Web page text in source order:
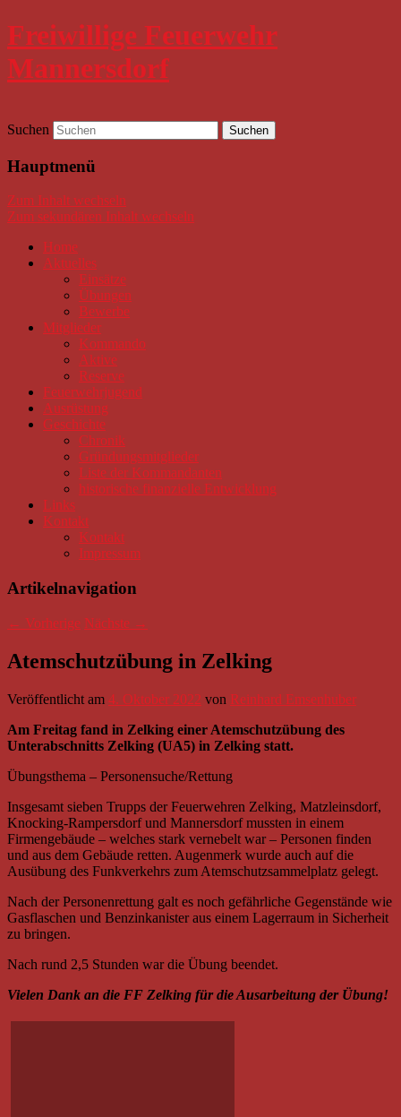
Freiwillige Feuerwehr
Mannersdorf
Suchen
Hauptmenü
Zum Inhalt wechseln
Zum sekundären Inhalt wechseln
Home
Aktuelles
Einsätze
Übungen
Bewerbe
Mitglieder
Kommando
Aktive
Reserve
Feuerwehrjugend
Ausrüstung
Geschichte
Chronik
Gründungsmitglieder
Liste der Kommandanten
historische finanzielle Entwicklung
Links
Kontakt
Kontakt
Impressum
Artikelnavigation
← Vorherige Nächste →
Atemschutzübung in Zelking
Veröffentlicht am 4. Oktober 2022 von Reinhard Emsenhuber
Am Freitag fand in Zelking einer Atemschutzübung des
Unterabschnitts Zelking (UA5) in Zelking statt.
Übungsthema – Personensuche/Rettung
Insgesamt sieben Trupps der Feuerwehren Zelking, Matzleinsdorf,
Knocking-Rampersdorf und Mannersdorf mussten in einem
Firmengebäude – welches stark vernebelt war – Personen finden
und aus dem Gebäude retten. Augenmerk wurde auch auf die
Ausübung des Funkverkehrs zum Atemschutzsammelplatz gelegt.
Nach der Personenrettung galt es noch gefährliche Gegenstände wie
Gasflaschen und Benzinkanister aus einem Lagerraum in Sicherheit
zu bringen.
Nach rund 2,5 Stunden war die Übung beendet.
Vielen Dank an die FF Zelking für die Ausarbeitung der Übung!